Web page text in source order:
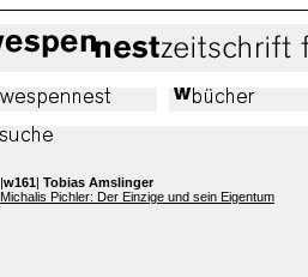
|w161| Tobias Amslinger
Michalis Pichler: Der Einzige und sein Eigentum